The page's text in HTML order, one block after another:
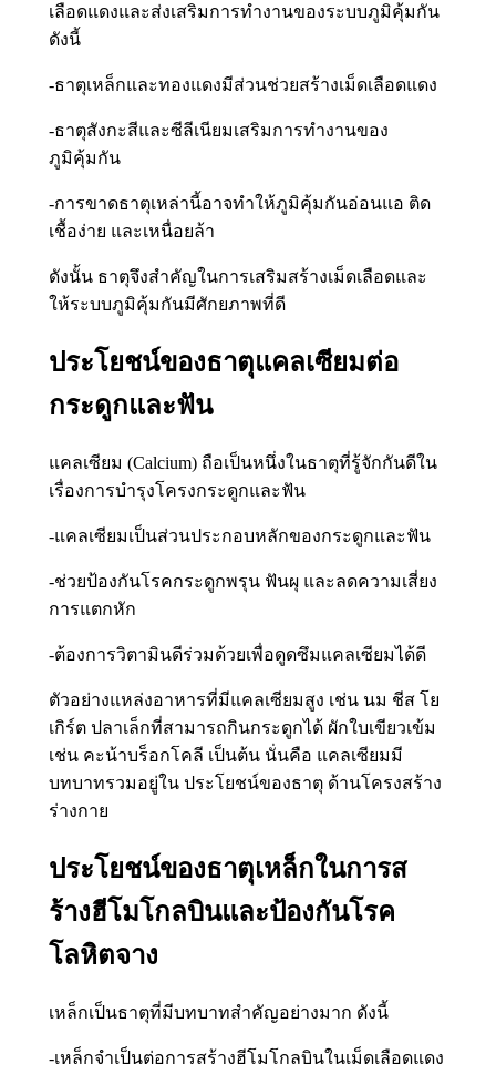
เลือดแดงและส่งเสริมการทำงานของระบบภูมิคุ้มกัน
ดังนี้
-ธาตุเหล็กและทองแดงมีส่วนช่วยสร้างเม็ดเลือดแดง
-ธาตุสังกะสีและซีลีเนียมเสริมการทำงานของ
ภูมิคุ้มกัน
-การขาดธาตุเหล่านี้อาจทำให้ภูมิคุ้มกันอ่อนแอ ติด
เชื้อง่าย และเหนื่อยล้า
ดังนั้น ธาตุจึงสำคัญในการเสริมสร้างเม็ดเลือดและ
ให้ระบบภูมิคุ้มกันมีศักยภาพที่ดี
ประโยชน์ของธาตุแคลเซียมต่อ
กระดูกและฟัน
แคลเซียม (Calcium) ถือเป็นหนึ่งในธาตุที่รู้จักกันดีใน
เรื่องการบำรุงโครงกระดูกและฟัน
-แคลเซียมเป็นส่วนประกอบหลักของกระดูกและฟัน
-ช่วยป้องกันโรคกระดูกพรุน ฟันผุ และลดความเสี่ยง
การแตกหัก
-ต้องการวิตามินดีร่วมด้วยเพื่อดูดซึมแคลเซียมได้ดี
ตัวอย่างแหล่งอาหารที่มีแคลเซียมสูง เช่น นม ชีส โย
เกิร์ต ปลาเล็กที่สามารถกินกระดูกได้ ผักใบเขียวเข้ม
เช่น คะน้าบร็อกโคลี เป็นต้น นั่นคือ แคลเซียมมี
บทบาทรวมอยู่ใน ประโยชน์ของธาตุ ด้านโครงสร้าง
ร่างกาย
ประโยชน์ของธาตุเหล็กในการส
ร้างฮีโมโกลบินและป้องกันโรค
โลหิตจาง
เหล็กเป็นธาตุที่มีบทบาทสำคัญอย่างมาก ดังนี้
-เหล็กจำเป็นต่อการสร้างฮีโมโกลบินในเม็ดเลือดแดง